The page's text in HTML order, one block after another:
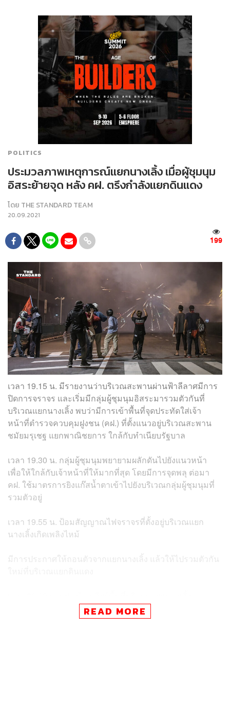
POLITICS
ประมวลภาพเหตุการณ์แยกนางเลิ้ง เมื่อผู้ชุมนุม
อิสระย้ายจุด หลัง คฝ. ตรึงกำลังแยกดินแดง
โดย THE STANDARD TEAM
20.09.2021
199
เวลา 19.15 น. มีรายงานว่าบริเวณสะพานผ่านฟ้าลีลาศมีการ
ปิดการจราจร และเริ่มมีกลุ่มผู้ชุมนุมอิสระมารวมตัวกันที่
บริเวณแยกนางเลิ้ง พบว่ามีการเข้าพื้นที่จุดประทัดใส่เจ้า
หน้าที่ตำรวจควบคุมฝูงชน (คฝ.) ที่ตั้งแนวอยู่บริเวณสะพาน
ชมัยมรุเชฐ แยกพาณิชยการ ใกล้กับทำเนียบรัฐบาล
เวลา 19.30 น. กลุ่มผู้ชุมนุมพยายามผลักดันไปยังแนวหน้า
เพื่อให้ใกล้กับเจ้าหน้าที่ให้มากที่สุด โดยมีการจุดพลุ ต่อมา
คฝ. ใช้มาตรการยิงแก๊สน้ำตาเข้าไปยังบริเวณกลุ่มผู้ชุมนุมที่
รวมตัวอยู่
เวลา 19.55 น. ป้อมสัญญาณไฟจราจรที่ตั้งอยู่บริเวณแยก
นางเลิ้งเกิดเพลิงไหม้
มีการประกาศให้ถอนตัวจากแยกนางเลิ้ง แล้วให้ไปรวมตัวกัน
เวลา 20.28 น. Voice Online รายงานว่า พบชายสองคนถอด
READ MORE